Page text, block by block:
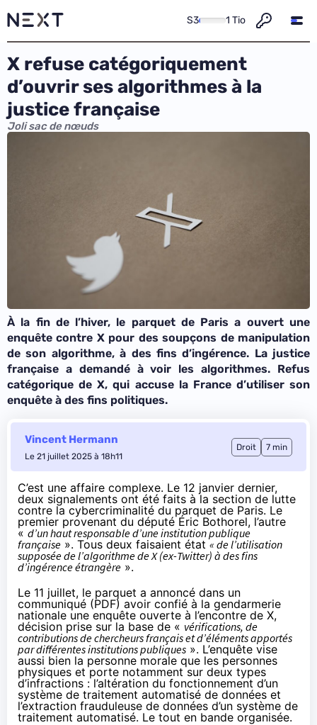
S3 1 Tio
X refuse catégoriquement
d’ouvrir ses algorithmes à la
justice française
Joli sac de nœuds
À la fin de l’hiver, le parquet de Paris a ouvert une
enquête contre X pour des soupçons de manipulation
de son algorithme, à des fins d’ingérence. La justice
française a demandé à voir les algorithmes. Refus
catégorique de X, qui accuse la France d’utiliser son
enquête à des fins politiques.
Vincent Hermann
Le 21 juillet 2025 à 18h11
Droit 7 min
C’est une affaire complexe. Le 12 janvier dernier,
deux signalements ont été faits à la section de lutte
contre la cybercriminalité du parquet de Paris. Le
premier provenant du député Éric Bothorel, l’autre
« d’un haut responsable d’une institution publique
française ». Tous deux faisaient état « de l’utilisation
supposée de l’algorithme de X (ex-Twitter) à des fins
d’ingérence étrangère ».
Le 11 juillet, le parquet a annoncé dans un
communiqué (PDF) avoir confié à la gendarmerie
nationale une enquête ouverte à l’encontre de X,
décision prise sur la base de « vérifications, de
contributions de chercheurs français et d’éléments apportés
par différentes institutions publiques ». L’enquête vise
aussi bien la personne morale que les personnes
physiques et porte notamment sur deux types
d’infractions : l’altération du fonctionnement d’un
système de traitement automatisé de données et
l’extraction frauduleuse de données d’un système de
traitement automatisé. Le tout en bande organisée.